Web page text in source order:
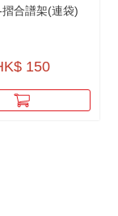
合譜架(連袋)
150